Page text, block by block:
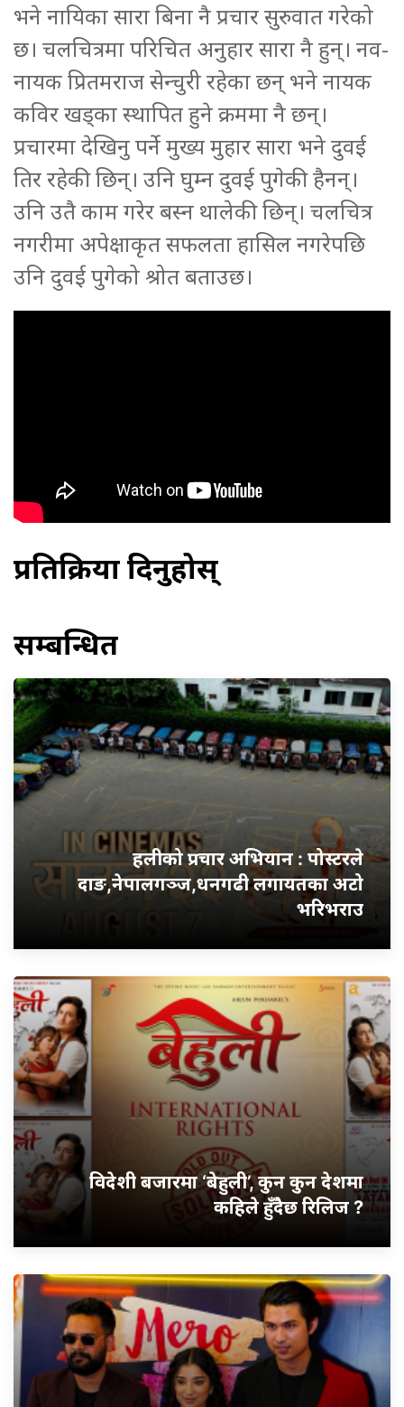
भने नायिका सारा बिना नै प्रचार सुरुवात गरेको
छ। चलचित्रमा परिचित अनुहार सारा नै हुन्। नव-
नायक प्रितमराज सेन्चुरी रहेका छन् भने नायक
कविर खड्का स्थापित हुने क्रममा नै छन्।
प्रचारमा देखिनु पर्ने मुख्य मुहार सारा भने दुवई
तिर रहेकी छिन्। उनि घुम्न दुवई पुगेकी हैनन्।
उनि उतै काम गरेर बस्न थालेकी छिन्। चलचित्र
नगरीमा अपेक्षाकृत सफलता हासिल नगरेपछि
उनि दुवई पुगेको श्रोत बताउछ।
प्रतिक्रिया दिनुहोस्
सम्बन्धित
हलीको प्रचार अभियान : पोस्टरले
दाङ,नेपालगञ्ज,धनगढी लगायतका अटो
भरिभराउ
विदेशी बजारमा ‘बेहुली’, कुन कुन देशमा
कहिले हुँदैछ रिलिज ?